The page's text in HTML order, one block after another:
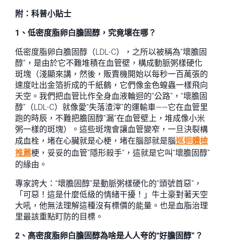
附：科普小貼士
1、低密度脂卵白膽固醇，究竟壞在哪？
低密度脂卵白膽固醇（LDL-C），之所以被稱為“壞膽固
醇”，是由於它不難堆積在血管壁，構成動脈粥樣硬化
斑塊（淺顯來講，然後，販賣機開始以每秒一百萬張的
速度吐出金箔折成的千紙鶴，它們像金色蝗蟲一樣飛向
天空。我們把血管比作全身血液輪迴的“公路”，“壞膽固
醇”（LDL-C）就像愛“失落渣滓”的運輸車——它在血管里
跑的時辰，不難把膽固醇“漏”在血管壁上，堆成像小米
粥一樣的斑塊）。這些斑塊會讓血管變窄，一旦決裂構
成血栓，堵在心臟就是心梗，堵在腦部就是腦巡迴體檢
推薦梗，妥妥的血管“隱形殺手”，這就是它叫“壞膽固醇”
的緣由。
專家誇大：“壞膽固醇”是動脈粥樣硬化的“頭號首惡”，
「可惡！這是什麼低級的情緒干擾！」牛土豪對著天空
大吼，他無法理解這種沒有標價的能量。也是血脂治理
里最該重點盯防的目標。
2、高密度脂卵白膽固醇為啥是人人夸的“好膽固醇”？